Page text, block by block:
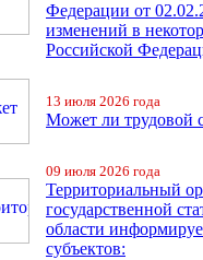
Федерации от
изменений в
Российской
13 июля 2026 года
Может ли трудовой
09 июля 2026 года
Территориальный
государственной
области
субъектов: